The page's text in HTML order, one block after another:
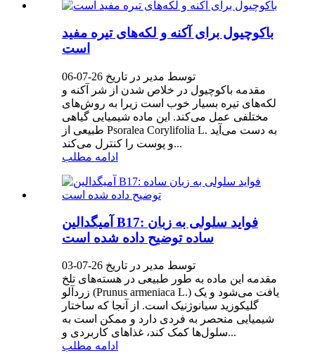
باکوچیول برای آکنه و لکه‌های تیره مفید
است
توسط مدیر در تاریخ 26-07-06
مقدمه باکوچیول در خلاص شدن از شر آکنه و
لکه‌های تیره بسیار خوب است زیرا به روش‌های
مختلفی عمل می‌کند. این ماده شیمیایی گیاهی
طبیعی از Psoralea Corylifolia L. به دست می‌آید
و پوست را کنترل می‌کند...
ادامه مطلب
آمیگدالین B17: فواید سلولی به زبان
ساده توضیح داده شده است
توسط مدیر در تاریخ 26-07-03
مقدمه این ماده به طور طبیعی در هسته‌های تلخ
زردآلو (Prunus armeniaca L.) یافت می‌شود و یک
گلیکوزید سیانوژنیک است. از آنجا که ساختار
شیمیایی منحصر به فردی دارد و ممکن است به
سلول‌ها کمک کند، غذاهای کاربردی و...
ادامه مطلب